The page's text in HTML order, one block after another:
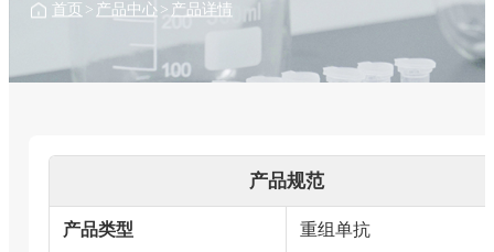
首页 > 产品中心 > 产品详情
产品规范
产品类型 重组单抗